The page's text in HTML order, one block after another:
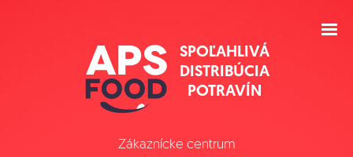
SPOĽAHLIVÁ
DISTRIBÚCIA
POTRAVÍN
Zákaznícke centrum